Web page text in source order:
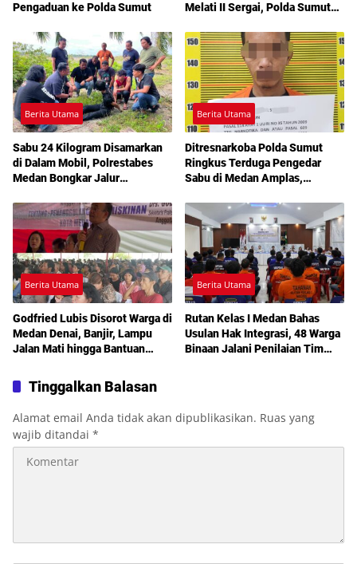
Pengaduan ke Polda Sumut
Melati II Sergai, Polda Sumut
Berita Utama
Sabu 24 Kilogram Disamarkan
di Dalam Mobil, Polrestabes
Medan Bongkar Jalur
Berita Utama
Ditresnarkoba Polda Sumut
Ringkus Terduga Pengedar
Sabu di Medan Amplas,
Berita Utama
Godfried Lubis Disorot Warga di
Medan Denai, Banjir, Lampu
Jalan Mati hingga Bantuan
Sosperda Kemiskinan
Berita Utama
Rutan Kelas I Medan Bahas
Usulan Hak Integrasi, 48 Warga
Binaan Jalani Penilaian Tim
Tinggalkan Balasan
Alamat email Anda tidak akan dipublikasikan. Ruas yang
wajib ditandai *